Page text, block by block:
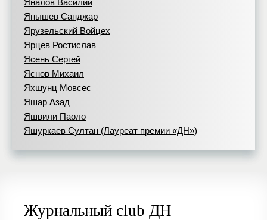
Яналов Василий
Янышев Санджар
Ярузельский Войцех
Ярцев Ростислав
Ясень Сергей
Яснов Михаил
Яхшунц Мовсес
Яшар Азад
Яшвили Паоло
Яшуркаев Султан (Лауреат премии «ДН»)
Журнальный club ДН